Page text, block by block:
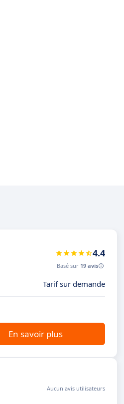
4.4
Basé sur 19 avis
Tarif sur demande
En savoir plus
Aucun avis utilisateurs